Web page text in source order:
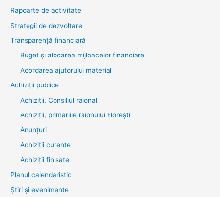
Rapoarte de activitate
Strategii de dezvoltare
Transparenţă financiară
Buget și alocarea mijloacelor financiare
Acordarea ajutorului material
Achiziţii publice
Achiziții, Consiliul raional
Achiziții, primăriile raionului Florești
Anunțuri
Achiziții curente
Achiziții finisate
Planul calendaristic
Știri şi evenimente